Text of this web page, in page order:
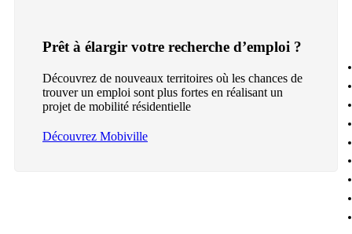
Prêt à élargir votre recherche d’emploi ?
Découvrez de nouveaux territoires où les chances de
trouver un emploi sont plus fortes en réalisant un
projet de mobilité résidentielle
Découvrez Mobiville